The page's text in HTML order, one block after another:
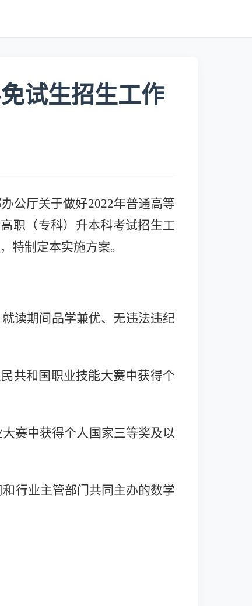
试生招生工作
公厅关于做好2022年普通高等
职（专科）升本科考试招生工
特制定本实施方案。
读期间品学兼优、无违法违纪
共和国职业技能大赛中获得个
赛中获得个人国家三等奖及以
行业主管部门共同主办的数学